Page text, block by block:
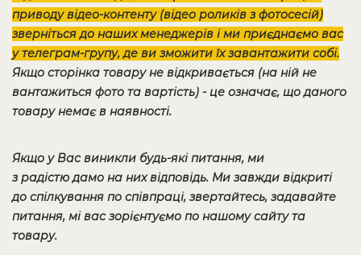
приводу відео-контенту (відео роликів з фотосесій)
зверніться до наших менеджерів і ми приєднаємо вас
у телеграм-групу, де ви зможити їх завантажити собі.
Якщо сторінка товару не відкривається (на ній не
вантажиться фото та вартість) - це означає, що даного
товару немає в наявності.
Якщо у Вас виникли будь-які питання, ми
з радістю дамо на них відповідь. Ми завжди відкриті
до спілкування по співпраці, звертайтесь, задавайте
питання, мі вас зорієнтуємо по нашому сайту та
товару.